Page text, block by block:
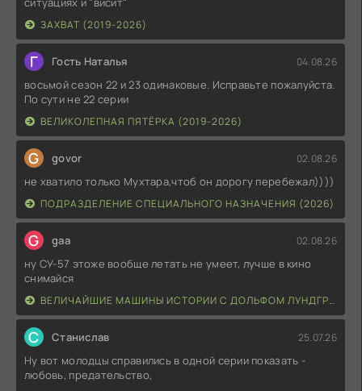
ЗАХВАТ (2019-2026)
Г Гость Наталья 04.08.26
восьмой сезон 22 и 23 одинаковые. Исправьте пожалуйста.
По сути не 22 серии
ВЕЛИКОЛЕПНАЯ ПЯТЁРКА (2019-2026)
G govor 02.08.26
не хватило только Мухтара,чтоб он дорогу перебежал))))
ПОДРАЗДЕЛЕНИЕ СПЕЦИАЛЬНОГО НАЗНАЧЕНИЯ (2026)
G gaa 02.08.26
ну СУ-57 этоже вообще летать не умеет, лучше в кино
снимайся
ВЕЛИЧАЙШИЕ МАШИНЫ ИСТОРИИ С ДОЛЬФОМ ЛУНДГРЕНОМ (2026)
С Станислав 25.07.26
Ну вот молодцы справились в одной серии показать -
любовь, предательство,